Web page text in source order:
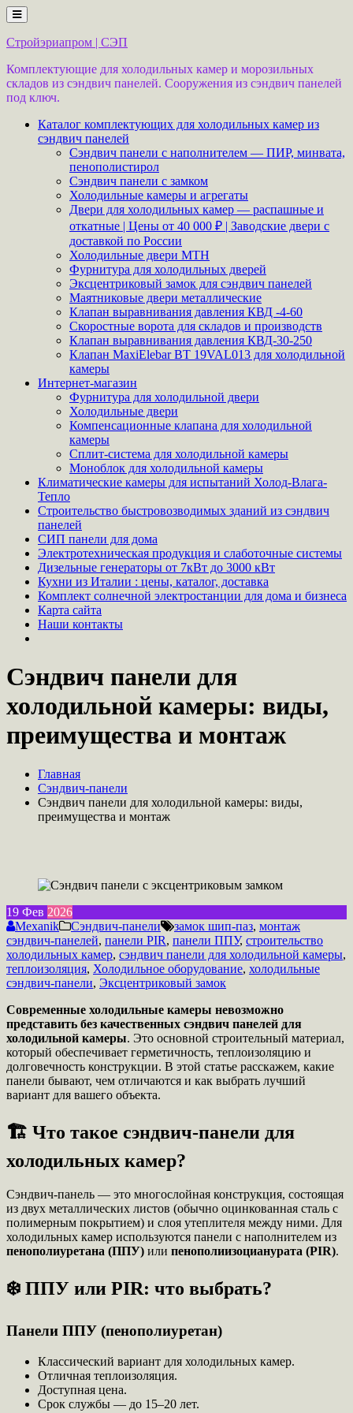
Перейти
к
содержимому
Стройэриапром | СЭП
Комплектующие для холодильных камер и морозильных
складов из сэндвич панелей. Сооружения из сэндвич панелей
под ключ.
Каталог комплектующих для холодильных камер из
сэндвич панелей
Сэндвич панели с наполнителем — ПИР, минвата,
пенополистирол
Сэндвич панели с замком
Холодильные камеры и агрегаты
Двери для холодильных камер — распашные и
откатные | Цены от 40 000 ₽ | Заводские двери с
доставкой по России
Холодильные двери MTH
Фурнитура для холодильных дверей
Эксцентриковый замок для сэндвич панелей
Маятниковые двери металлические
Клапан выравнивания давления КВД -4-60
Скоростные ворота для складов и производств
Клапан выравнивания давления КВД-30-250
Клапан MaxiElebar BT 19VAL013 для холодильной
камеры
Интернет-магазин
Фурнитура для холодильной двери
Холодильные двери
Компенсационные клапана для холодильной
камеры
Сплит-система для холодильной камеры
Моноблок для холодильной камеры
Климатические камеры для испытаний Холод-Влага-
Тепло
Строительство быстровозводимых зданий из сэндвич
панелей
СИП панели для дома
Электротехническая продукция и слаботочные системы
Дизельные генераторы от 7кВт до 3000 кВт
Кухни из Италии : цены, каталог, доставка
Комплект солнечной электростанции для дома и бизнеса
Карта сайта
Наши контакты
Сэндвич панели для
холодильной камеры: виды,
преимущества и монтаж
Главная
Сэндвич-панели
Сэндвич панели для холодильной камеры: виды,
преимущества и монтаж
19 Фев 2026
Mexanik
Сэндвич-панели замок шип-паз, монтаж
сэндвич-панелей, панели PIR, панели ППУ, строительство
холодильных камер, сэндвич панели для холодильной камеры,
теплоизоляция, Холодильное оборудование, холодильные
сэндвич-панели, Эксцентриковый замок
Современные холодильные камеры невозможно
представить без качественных сэндвич панелей для
холодильной камеры. Это основной строительный материал,
который обеспечивает герметичность, теплоизоляцию и
долговечность конструкции. В этой статье расскажем, какие
панели бывают, чем отличаются и как выбрать лучший
вариант для вашего объекта.
🏗️ Что такое сэндвич-панели для
холодильных камер?
Сэндвич-панель — это многослойная конструкция, состоящая
из двух металлических листов (обычно оцинкованная сталь с
полимерным покрытием) и слоя утеплителя между ними. Для
холодильных камер используются панели с наполнителем из
пенополиуретана (ППУ) или пенополиизоцианурата (PIR).
❄️ ППУ или PIR: что выбрать?
Панели ППУ (пенополиуретан)
Классический вариант для холодильных камер.
Отличная теплоизоляция.
Доступная цена.
Срок службы — до 15–20 лет.